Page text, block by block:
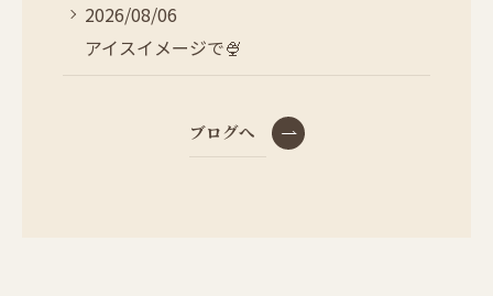
2026/08/06
アイスイメージで🍨
ブログへ